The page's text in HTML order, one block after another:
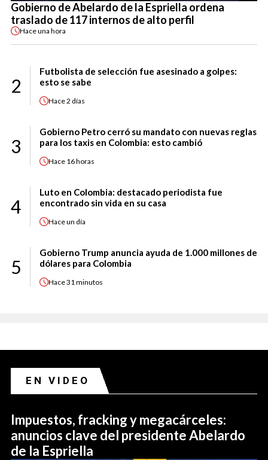
Gobierno de Abelardo de la Espriella ordena
traslado de 117 internos de alto perfil
Haceuna hora
2
Futbolista de selección fue asesinado a golpes:
esto se sabe
Hace2 días
3
Gobierno Petro cerró su mandato con nuevas reglas
para los taxis en Colombia: esto cambió
Hace 16 horas
4
Luto en Colombia: destacado periodista fue
encontrado sin vida en su casa
Haceun día
5
Gobierno Trump anuncia ayuda de 1.000 millones de
dólares para Colombia
Hace31 minutos
EN VIDEO
Impuestos, fracking y megacárceles:
anuncios clave del presidente Abelardo
de la Espriella